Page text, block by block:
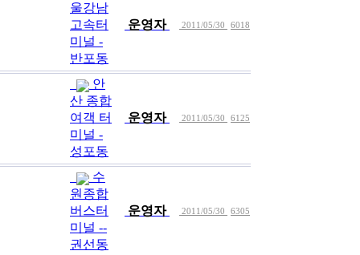
울강남
고속터
미널 -
반포동
운영자 2011/05/30 6018
안
산 종합
여객 터
미널 -
성포동
운영자 2011/05/30 6125
수
원종합
버스터
미널 --
권선동
운영자 2011/05/30 6305